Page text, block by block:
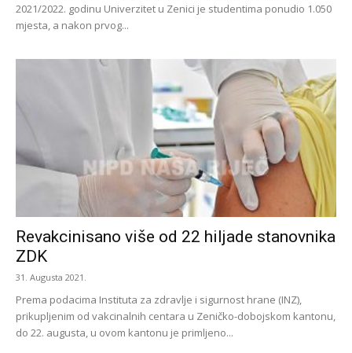
2021/2022. godinu Univerzitet u Zenici je studentima ponudio 1.050
mjesta, a nakon prvog...
Revakcinisano više od 22 hiljade stanovnika
ZDK
31. Augusta 2021.
Prema podacima Instituta za zdravlje i sigurnost hrane (INZ),
prikupljenim od vakcinalnih centara u Zeničko-dobojskom kantonu,
do 22. augusta, u ovom kantonu je primljeno...